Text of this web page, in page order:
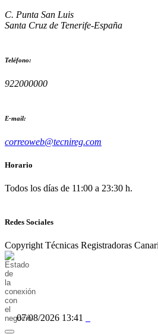
C. Punta San Luis
Santa Cruz de Tenerife-España
Teléfono:
922000000
E-mail:
correoweb@tecnireg.com
Horario
Todos los días de 11:00 a 23:30 h.
Redes Sociales
Copyright Técnicas Registradoras
07/08/2026 13:41